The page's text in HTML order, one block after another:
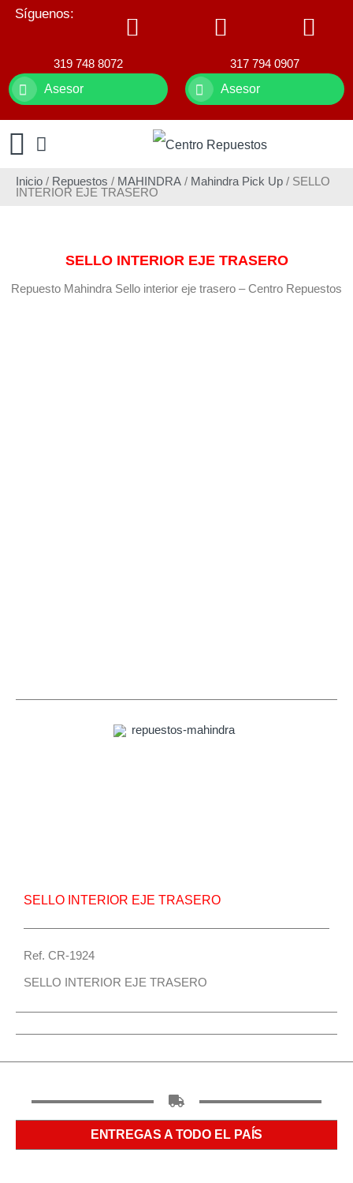
Síguenos:
319 748 8072
Asesor
317 794 0907
Asesor
Inicio / Repuestos / MAHINDRA / Mahindra Pick Up / SELLO
INTERIOR EJE TRASERO
SELLO INTERIOR EJE TRASERO
Repuesto Mahindra Sello interior eje trasero – Centro Repuestos
SELLO INTERIOR EJE TRASERO
Ref. CR-1924
SELLO INTERIOR EJE TRASERO
ENTREGAS A TODO EL PAÍS